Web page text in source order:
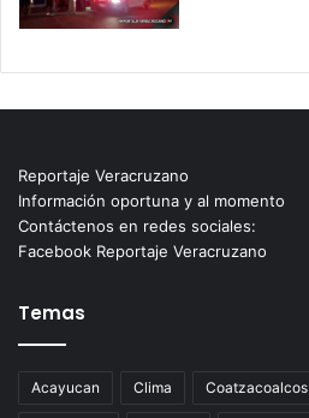
Reportaje Veracruzano
Información oportuna y al momento
Contáctenos en redes sociales:
Facebook Reportaje Veracruzano
Temas
Acayucan Clima Coatzacoalcos